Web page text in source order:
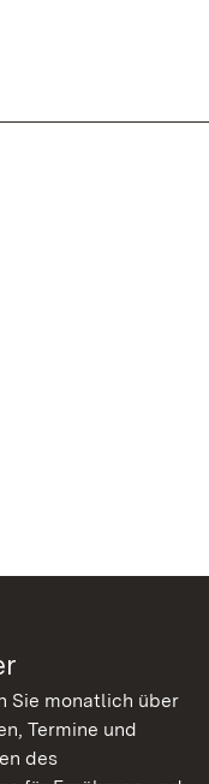
Sie monatlich über
Termine und
des